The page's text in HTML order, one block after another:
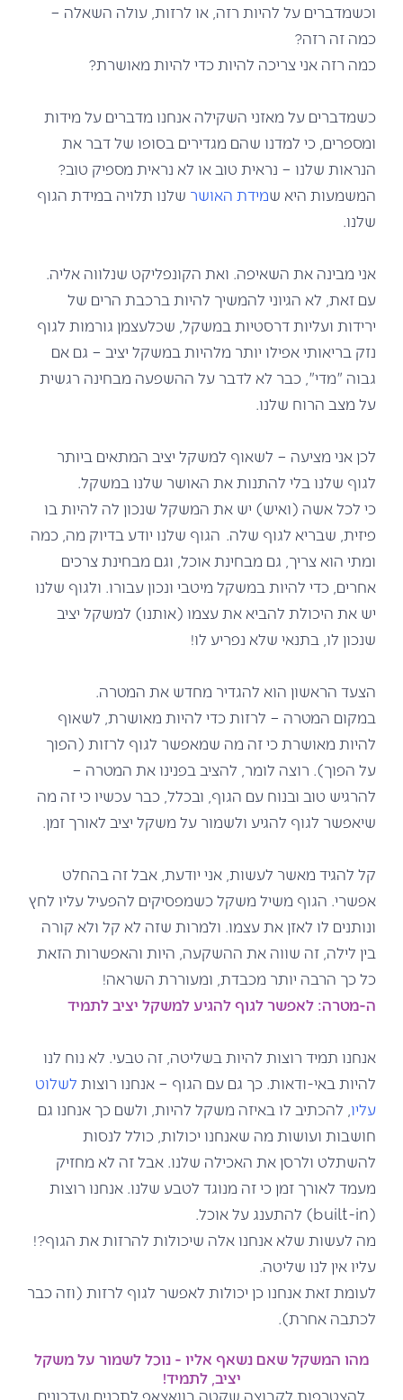
וכשמדברים על להיות רזה, או לרזות, עולה השאלה –
כמה זה רזה?
כמה רזה אני צריכה להיות כדי להיות מאושרת?
כשמדברים על מאזני השקילה אנחנו מדברים על מידות
ומספרים, כי למדנו שהם מגדירים בסופו של דבר את
הנראות שלנו – נראית טוב או לא נראית מספיק טוב?
המשמעות היא שמידת האושר שלנו תלויה במידת הגוף
שלנו.
אני מבינה את השאיפה. ואת הקונפליקט שנלווה אליה.
עם זאת, לא הגיוני להמשיך להיות ברכבת הרים של
ירידות ועליות דרסטיות במשקל, שכלעצמן גורמות לגוף
נזק בריאותי אפילו יותר מלהיות במשקל יציב – גם אם
גבוה "מדי", כבר לא לדבר על ההשפעה מבחינה רגשית
על מצב הרוח שלנו.
לכן אני מציעה – לשאוף למשקל יציב המתאים ביותר
לגוף שלנו בלי להתנות את האושר שלנו במשקל.
כי לכל אשה (ואיש) יש את המשקל שנכון לה להיות בו
פיזית, שבריא לגוף שלה. הגוף שלנו יודע בדיוק מה, כמה
ומתי הוא צריך, גם מבחינת אוכל, וגם מבחינת צרכים
אחרים, כדי להיות במשקל מיטבי ונכון עבורו. ולגוף שלנו
יש את היכולת להביא את עצמו (אותנו) למשקל יציב
שנכון לו, בתנאי שלא נפריע לו!
הצעד הראשון הוא להגדיר מחדש את המטרה.
במקום המטרה – לרזות כדי להיות מאושרת, לשאוף
להיות מאושרת כי זה מה שמאפשר לגוף לרזות (הפוך
על הפוך). רוצה לומר, להציב בפנינו את המטרה –
להרגיש טוב ובנוח עם הגוף, ובכלל, כבר עכשיו כי זה מה
שיאפשר לגוף להגיע ולשמור על משקל יציב לאורך זמן.
קל להגיד מאשר לעשות, אני יודעת, אבל זה בהחלט
אפשרי. הגוף משיל משקל כשמפסיקים להפעיל עליו לחץ
ונותנים לו לאזן את עצמו. ולמרות שזה לא קל ולא קורה
בין לילה, זה שווה את ההשקעה, היות והאפשרות הזאת
כל כך הרבה יותר מכבדת, ומעוררת השראה!
ה-מטרה: לאפשר לגוף להגיע למשקל יציב לתמיד
אנחנו תמיד רוצות להיות בשליטה, זה טבעי. לא נוח לנו
להיות באי-ודאות. כך גם עם הגוף – אנחנו רוצות לשלוט
עליו , להכתיב לו באיזה משקל להיות, ולשם כך אנחנו גם
חושבות ועושות מה שאנחנו יכולות, כולל לנסות
להשתלט ולרסן את האכילה שלנו. אבל זה לא מחזיק
מעמד לאורך זמן כי זה מנוגד לטבע שלנו. אנחנו רוצות
(built-in) להתענג על אוכל.
מה לעשות שלא אנחנו אלה שיכולות להרזות את הגוף?!
עליו אין לנו שליטה.
לעומת זאת אנחנו כן יכולות לאפשר לגוף לרזות (וזה כבר
לכתבה אחרת).
מהו המשקל שאם נשאף אליו - נוכל לשמור על משקל
יציב, לתמיד!
להצטרפות לקבוצה שקטה בוואצאפ לתכנים ועדכונים